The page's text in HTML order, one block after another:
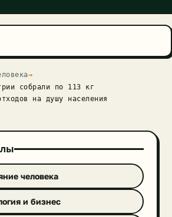
→
собрали по 113 кг
на душу населения
человека
и бизнес